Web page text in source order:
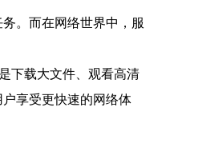
。而在网络世界中，服
下载大文件、观看高清
享受更快速的网络体